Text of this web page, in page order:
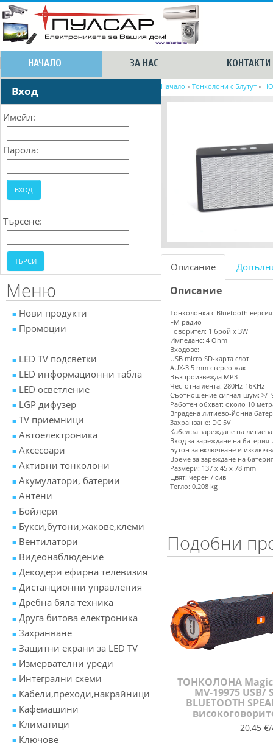
НАЧАЛО ЗА НАС КОНТАКТИ
Вход
Имейл:
Парола:
Търсене:
Меню
Нови продукти
Промоции
LED TV подсветки
LED информационни табла
LED осветление
LGP дифузер
TV приемници
Автоелектроника
Аксесоари
Активни тонколони
Акумулатори, батерии
Антени
Бойлери
Букси,бутони,жакове,клеми
Вентилатори
Видеонаблюдение
Декодери ефирна телевизия
Дистанционни управления
Дребна бяла техника
Друга битова електроника
Захранване
Защитни екрани за LED TV
Измервателни уреди
Интегрални схеми
Кабели,преходи,накрайници
Кафемашини
Климатици
Ключове
Начало » Тонколони с Блутут »
Описание
Описание
Тонколoнка с Bluetooth версия
FM радио
Говорител: 1 брой x 3W
Импеданс: 4 Ohm
Входове:
USB micro SD-карта слот
AUX-3.5 mm стерео жак
Възпроизвежда MP3
Честотна лента: 280Hz-16KHz
Съотношение сигнал-шум: >/
Работен обхват: около 10
Вградена литиево-йонна
Захранване: DC 5V
Кабел за зареждане на
Вход за зареждане на
Бутон за включване и
Време за зареждане на
Размери: 137 x 45 x 78 mm
Цвят: черен / сив
Тегло: 0.208 kg
Подобни
ТОНКОЛОНА
MV-19975 USB/
BLUETOOTH
20,45